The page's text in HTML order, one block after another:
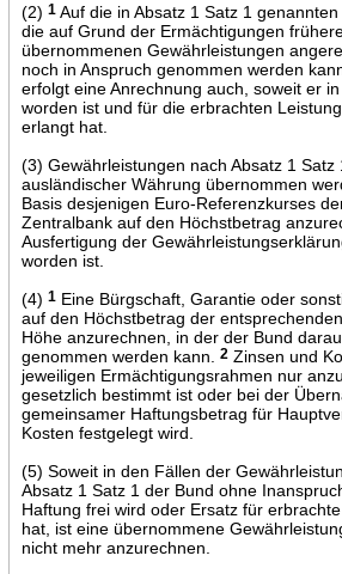
(2) 1Auf die in Absatz 1 Satz 1
die auf Grund der Ermächtigungen
übernommenen Gewährleistungen
noch in Anspruch genommen werden
erfolgt eine Anrechnung auch, soweit er
worden ist und für die erbrachten
erlangt hat.
(3) Gewährleistungen nach Absatz 1 Satz
ausländischer Währung übernommen
Basis desjenigen Euro-Referenzkurses
Zentralbank auf den Höchstbetrag
Ausfertigung der
worden ist.
(4) 1Eine Bürgschaft, Garantie oder
auf den Höchstbetrag der
Höhe anzurechnen, in der der Bund
genommen werden kann.
2Zinsen und
jeweiligen Ermächtigungsrahmen nur
gesetzlich bestimmt ist oder bei der
gemeinsamer Haftungsbetrag für
Kosten festgelegt wird.
(5) Soweit in den Fällen der
Absatz 1 Satz 1 der Bund ohne
Haftung frei wird oder Ersatz für
hat, ist eine übernommene
nicht mehr anzurechnen.